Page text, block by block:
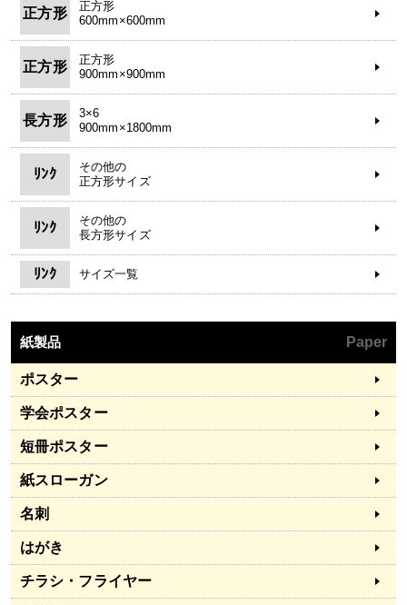
正方形
正方形
600mm×600mm
正方形
正方形
900mm×900mm
長方形
3×6
900mm×1800mm
ﾘﾝｸ
その他の
正方形サイズ
ﾘﾝｸ
その他の
長方形サイズ
ﾘﾝｸ サイズ一覧
紙製品 Paper
ポスター
学会ポスター
短冊ポスター
紙スローガン
名刺
はがき
チラシ・フライヤー